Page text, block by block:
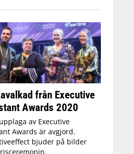
från Executive
Awards 2020
av Executive
Awards är avgjord.
bjuder på bilder